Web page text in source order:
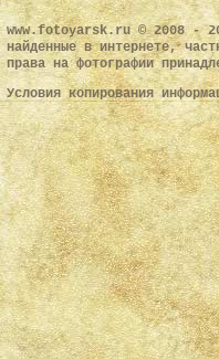
www.fotoyarsk.ru © 2008 -
найденные в интернете,
права на фотографии
Условия копирования